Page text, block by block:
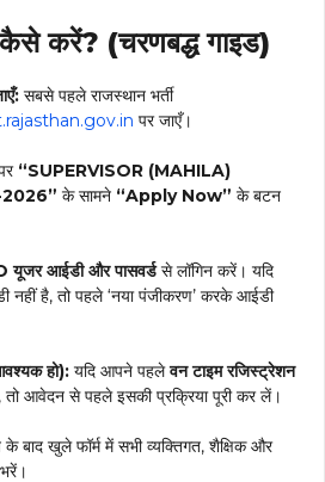
करें? (चरणबद्ध गाइड)
सबसे पहले राजस्थान भर्ती
पर जाएँ।
“SUPERVISOR (MAHILA)
2026” के सामने “Apply Now” के बटन
यूजर आईडी और पासवर्डसे लॉगिन करें। यदि
है, तो पहले ‘नया पंजीकरण’ करके आईडी
हो): यदि आपने पहलेवन टाइम रजिस्ट्रेशन
तो आवेदन से पहले इसकी प्रक्रिया पूरी कर लें।
के बाद खुले फॉर्म में सभी व्यक्तिगत, शैक्षिक और